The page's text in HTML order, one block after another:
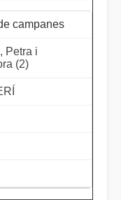
campanes
Petra i
(2)